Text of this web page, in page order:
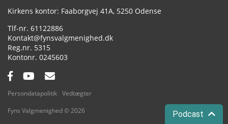
Podcast
Adresse:
Kirkens kontor: Faaborgvej 41A 5250 Odense
Tlf.:
61122886
Email:
Kontakt@fynsvalgmenighed.dk
Reg.nr.:
5315
Kontonummer:
0245603
Facebook:
YouTube:
Email:
Fyns Valgmenighed © 2026
Persondatapolitik Vedtægter